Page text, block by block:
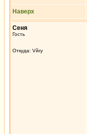
Наверх
Сеня
Гость
Откуда: Vйry